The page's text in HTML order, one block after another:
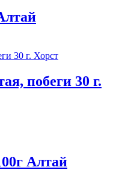
побеги 30 г.
Алтай